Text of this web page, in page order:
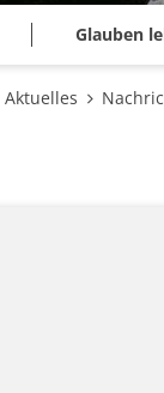
Glauben
Aktuelles